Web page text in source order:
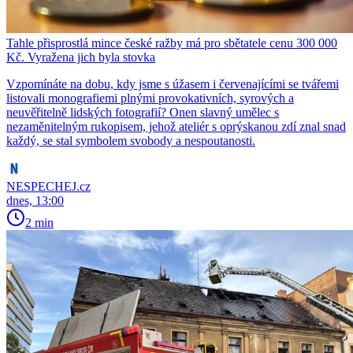
Tahle přisprostlá mince české ražby má pro sbětatele cenu 300 000
Kč. Vyražena jich byla stovka
Vzpomínáte na dobu, kdy jsme s úžasem i červenajícími se tvářemi
listovali monografiemi plnými provokativních, syrových a
neuvěřitelně lidských fotografií? Onen slavný umělec s
nezaměnitelným rukopisem, jehož ateliér s oprýskanou zdí znal snad
každý, se stal symbolem svobody a nespoutanosti.
NESPECHEJ.cz
dnes, 13:00
2 min